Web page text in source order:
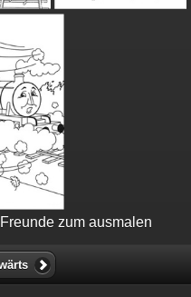
zum ausmalen